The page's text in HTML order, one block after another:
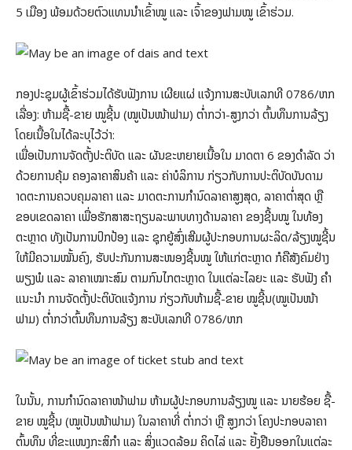
5 ເມືອງ ພ້ອມດ້ວຍຕົວແທນນໍາເຂົ້າໝູ ແລະ ເຈົ້າຂອງຟາມໝູ ເຂົ້າຮ່ວມ.
ກອງປະຊຸມຜູ້ເຂົ້າຮ່ວມໄດ້ຮັບຟັງການ ເຜີຍແຜ່ ແຈ້ງການສະບັບເລກທີ 0786/ຫກ
ເລື່ອງ: ຫ້າມຊື້-ຂາຍ ໝູຊີ້ນ (ໝູເປັນໜ້າຟາມ) ຕໍ່າກວ່າ-ສູງກວ່າ ຕົ້ນທຶນການລ້ຽງ
ໂດຍເນື້ອໃນໄດ້ລະບຸໄວ້ວ່າ:
ເພື່ອເປັນການຈັດຕັ້ງປະຕິບັດ ແລະ ຜັນຂະຫຍາຍເນື້ອໃນ ມາດຕາ 6 ຂອງດໍາລັດ ວ່າ
ດ້ວຍການຄຸ້ມ ຄອງລາຄາສິນຄ້າ ແລະ ຄ່າບໍລິການ ກ່ຽວກັບການປະຕິບັດບັນດາມ
າດຕະການຄວບຄຸມລາຄາ ແລະ ມາດຕະການກຳນົດລາຄາສູງສຸດ, ລາຄາຕໍ່າສຸດ ຫຼື
ຂອບເຂດລາຄາ ເພື່ອຮັກສາສະຖຽນລະພາບທາງດ້ານລາຄາ ຂອງຊີ້ນໝູ ໃນທ້ອງ
ຕະຫຼາດ ທັງເປັນການປົກປ້ອງ ແລະ ຊຸກຍູ້ສົ່ງເສີມຜູ້ປະກອບການຜະລິດ/ລ້ຽງໝູຊີ້ນ
ໃຫ້ມີຄວາມໝັ້ນຄົງ, ຮັບປະກັນການສະໜອງຊີ້ນໝູ ໃຫ້ແກ່ຕະຫຼາດ ກໍຄືສັງຄົມຢ່າງ
ພຽງພໍ ແລະ ລາຄາເໝາະສົມ ຕາມກົນໄກຕະຫຼາດ ໃນແຕ່ລະໄລຍະ ແລະ ຮັບຟັງ ຄຳ
ແນະນຳ ການຈັດຕັ້ງປະຕິບັດແຈ້ງການ ກ່ຽວກັບຫ້າມຊື້-ຂາຍ ໝູຊີ້ນ(ໝູເປັນໜ້າ
ຟາມ) ຕໍ່າກວ່າຕົ້ນທຶນການລ້ຽງ ສະບັບເລກທີ 0786/ຫກ
ໃນນັ້ນ, ການກໍານົດລາຄາໜ້າຟາມ ຫ້າມຜູ້ປະກອບການລ້ຽງໝູ ແລະ ນາຍຮ້ອຍ ຊື້-
ຂາຍ ໝູຊີ້ນ (ໝູເປັນໜ້າຟາມ) ໃນລາຄາທີ່ ຕໍ່າກວ່າ ຫຼື ສູງກວ່າ ໂຄງປະກອບລາຄາ
ຕົ້ນທຶນ ທີ່ຂະແໜງກະສິກຳ ແລະ ສິ່ງແວດລ້ອມ ຄິດໄລ່ ແລະ ຢັ້ງຢືນອອກໃນແຕ່ລະ